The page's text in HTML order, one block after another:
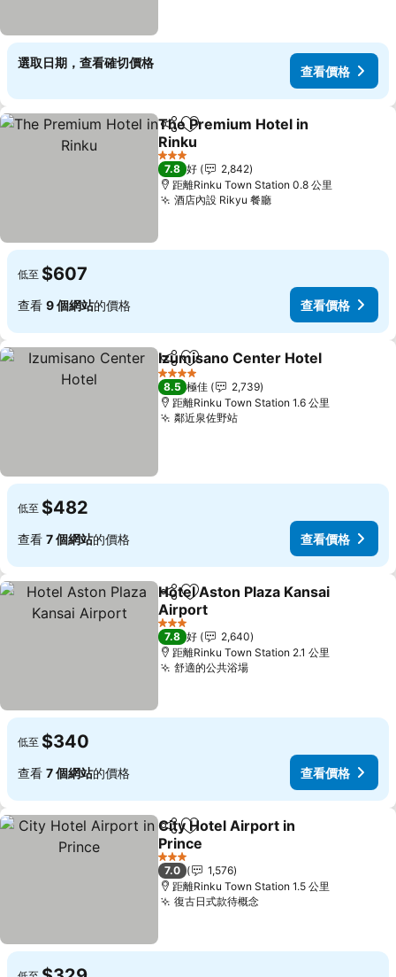
選取日期，查看確切價格
查看價格
分享 放到收藏夾
The Premium Hotel in
Rinku
3 星級
7.8 好
2,842
距離Rinku Town Station 0.8 公里
酒店內設 Rikyu 餐廳
低至 $607
查看 9 個網站的價格 查看價格
分享 放到收藏夾
Izumisano Center Hotel
4 星級
8.5 極佳
2,739
距離Rinku Town Station 1.6 公里
鄰近泉佐野站
低至 $482
查看 7 個網站的價格 查看價格
分享 放到收藏夾
Hotel Aston Plaza Kansai
Airport
3 星級
7.8 好
2,640
距離Rinku Town Station 2.1 公里
舒適的公共浴場
低至 $340
查看 7 個網站的價格 查看價格
分享 放到收藏夾
City Hotel Airport in
Prince
3 星級
7.0
1,576
距離Rinku Town Station 1.5 公里
復古日式款待概念